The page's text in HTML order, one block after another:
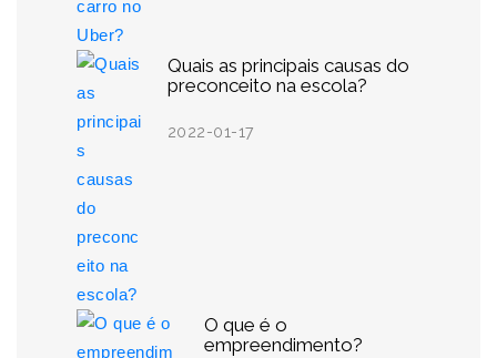
Quais as principais causas do
preconceito na escola?
2022-01-17
O que é o
empreendimento?